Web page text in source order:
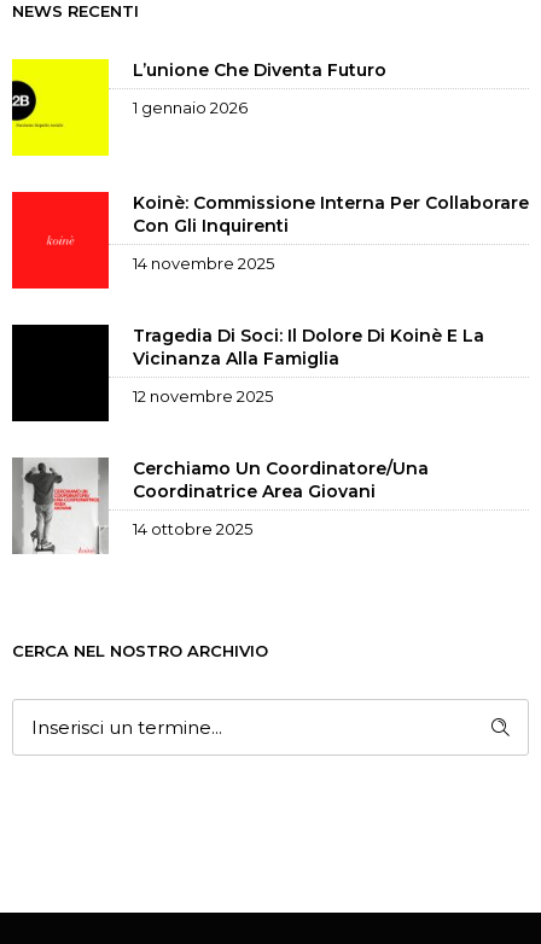
NEWS RECENTI
L’unione Che Diventa Futuro
1 gennaio 2026
Koinè: Commissione Interna Per Collaborare
Con Gli Inquirenti
14 novembre 2025
Tragedia Di Soci: Il Dolore Di Koinè E La
Vicinanza Alla Famiglia
12 novembre 2025
Cerchiamo Un Coordinatore/una
Coordinatrice Area Giovani
14 ottobre 2025
CERCA NEL NOSTRO ARCHIVIO